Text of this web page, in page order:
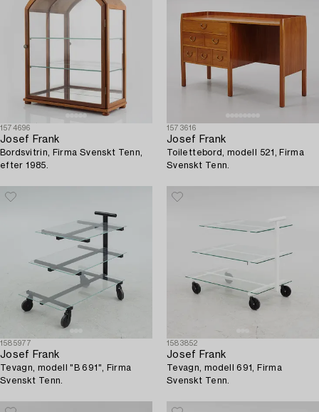
1574696
Josef Frank
Bordsvitrin, Firma Svenskt Tenn,
efter 1985.
1573616
Josef Frank
Toilettebord, modell 521, Firma
Svenskt Tenn.
1585977
Josef Frank
Tevagn, modell "B 691", Firma
Svenskt Tenn.
1583852
Josef Frank
Tevagn, modell 691, Firma
Svenskt Tenn.